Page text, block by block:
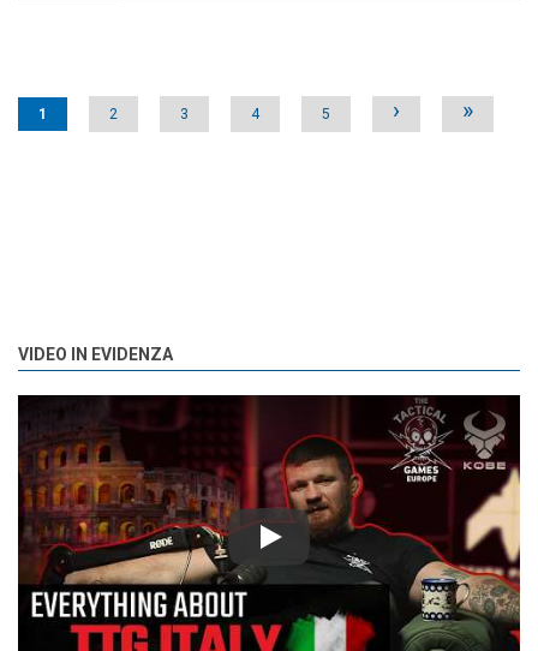
Pages
1 2 3 4 5 › »
VIDEO IN EVIDENZA
Play